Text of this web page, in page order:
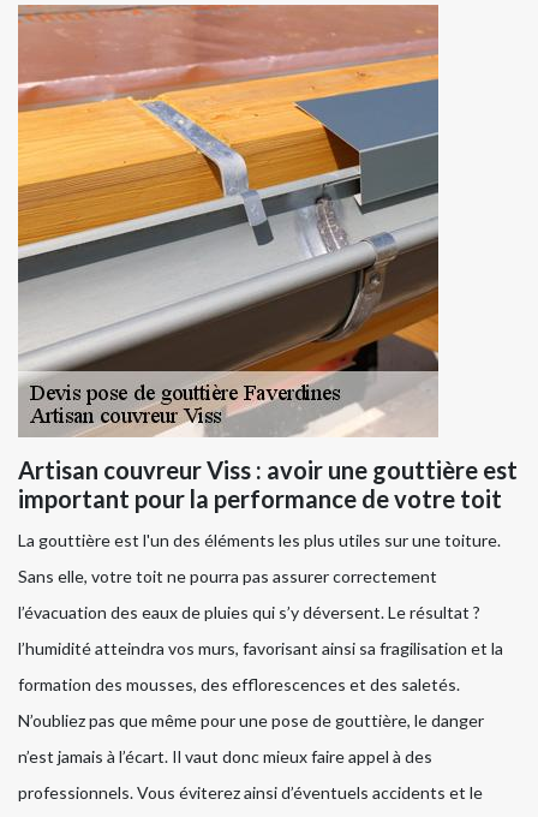
Artisan couvreur Viss : avoir une gouttière est
important pour la performance de votre toit
La gouttière est l'un des éléments les plus utiles sur une toiture.
Sans elle, votre toit ne pourra pas assurer correctement
l’évacuation des eaux de pluies qui s’y déversent. Le résultat ?
l’humidité atteindra vos murs, favorisant ainsi sa fragilisation et la
formation des mousses, des efflorescences et des saletés.
N’oubliez pas que même pour une pose de gouttière, le danger
n’est jamais à l’écart. Il vaut donc mieux faire appel à des
professionnels. Vous éviterez ainsi d’éventuels accidents et le